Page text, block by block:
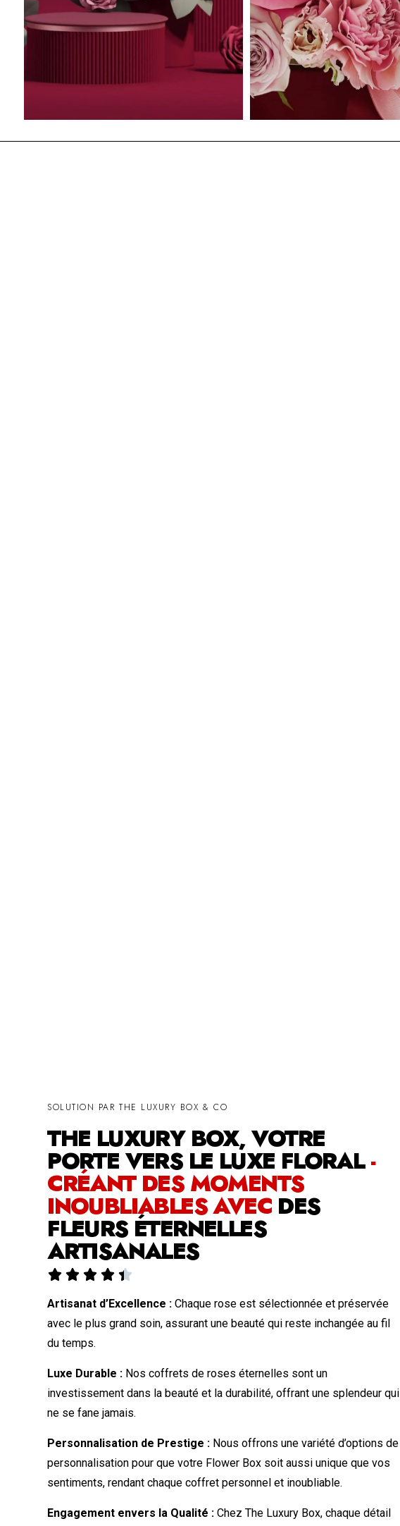
SOLUTION PAR THE LUXURY BOX & CO
THE LUXURY BOX, VOTRE
PORTE VERS LE LUXE FLORAL-
CRÉANT DES MOMENTS
INOUBLIABLES AVEC DES
FLEURS ÉTERNELLES
ARTISANALES
    
Artisanat d’Excellence : Chaque rose est sélectionnée et préservée
avec le plus grand soin, assurant une beauté qui reste inchangée au fil
du temps.
Luxe Durable : Nos coffrets de roses éternelles sont un
investissement dans la beauté et la durabilité, offrant une splendeur qui
ne se fane jamais.
Personnalisation de Prestige : Nous offrons une variété d’options de
personnalisation pour que votre Flower Box soit aussi unique que vos
sentiments, rendant chaque coffret personnel et inoubliable.
Engagement envers la Qualité : Chez The Luxury Box, chaque détail